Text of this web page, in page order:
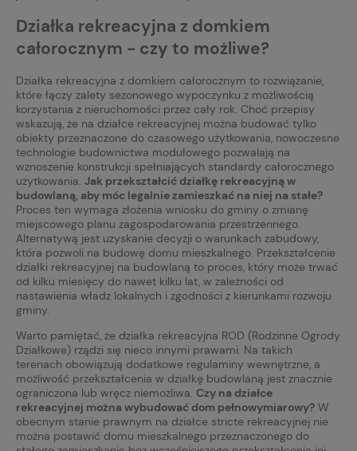
Działka rekreacyjna z domkiem
całorocznym - czy to możliwe?
Działka rekreacyjna z domkiem całorocznym to rozwiązanie,
które łączy zalety sezonowego wypoczynku z możliwością
korzystania z nieruchomości przez cały rok. Choć przepisy
wskazują, że na działce rekreacyjnej można budować tylko
obiekty przeznaczone do czasowego użytkowania, nowoczesne
technologie budownictwa modułowego pozwalają na
wznoszenie konstrukcji spełniających standardy całorocznego
użytkowania. Jak przekształcić działkę rekreacyjną w
budowlaną, aby móc legalnie zamieszkać na niej na stałe?
Proces ten wymaga złożenia wniosku do gminy o zmianę
miejscowego planu zagospodarowania przestrzennego.
Alternatywą jest uzyskanie decyzji o warunkach zabudowy,
która pozwoli na budowę domu mieszkalnego. Przekształcenie
działki rekreacyjnej na budowlaną to proces, który może trwać
od kilku miesięcy do nawet kilku lat, w zależności od
nastawienia władz lokalnych i zgodności z kierunkami rozwoju
gminy.
Warto pamiętać, że działka rekreacyjna ROD (Rodzinne Ogrody
Działkowe) rządzi się nieco innymi prawami. Na takich
terenach obowiązują dodatkowe regulaminy wewnętrzne, a
możliwość przekształcenia w działkę budowlaną jest znacznie
ograniczona lub wręcz niemożliwa. Czy na działce
rekreacyjnej można wybudować dom pełnowymiarowy? W
obecnym stanie prawnym na działce stricte rekreacyjnej nie
można postawić domu mieszkalnego przeznaczonego do